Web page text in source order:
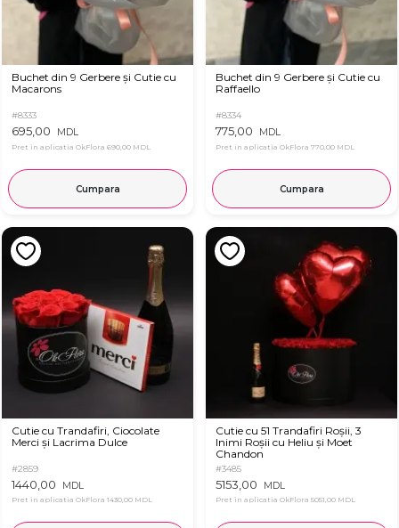
Buchet din 9 Gerbere și Cutie cu
Macarons
#8333
695,00 MDL
Pret in aplicatia OkFlora 690,00 MDL
Cumpara
Buchet din 9 Gerbere și Cutie cu
Raffaello
#8334
775,00 MDL
Pret in aplicatia OkFlora 770,00 MDL
Cumpara
Cutie cu Trandafiri, Ciocolate
Merci și Lacrima Dulce
#2859
1440,00 MDL
Pret in aplicatia OkFlora 1430,00 MDL
Cutie cu 51 Trandafiri Roșii, 3
Inimi Roșii cu Heliu și Moet
Chandon
#3485
5153,00 MDL
Pret in aplicatia OkFlora 5051,00 MDL